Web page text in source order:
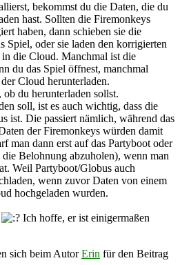
bekommst du die Daten, die du
hast. Sollten die Firemonkeys
haben, dann schieben sie die
Spiel, oder sie laden den korrigierten
die Cloud. Manchmal ist die
du das Spiel öffnest, manchmal
Cloud herunterladen.
du herunterladen sollst.
soll, ist es auch wichtig, dass die
ist. Die passiert nämlich, während das
der Firemonkeys würden damit
man dann erst auf das Partyboot oder
Belohnung abzuholen), wenn man
Weil Partyboot/Globus auch
wenn zuvor Daten von einem
hochgeladen wurden.
Ich hoffe, er ist einigermaßen
sich beim AutorErin für den Beitrag